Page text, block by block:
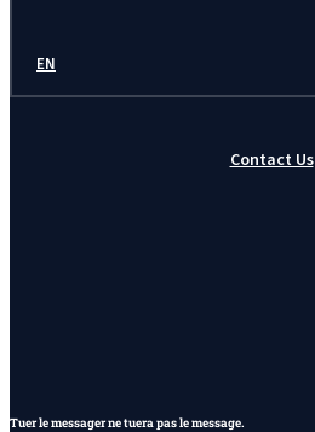
EN
Contact Us
Tuer le messager ne tuera pas le message.